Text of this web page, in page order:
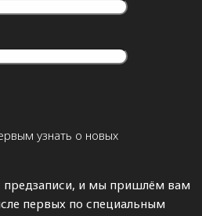
узнать о новых
предзаписи, и мы пришлём вам
первых по специальным